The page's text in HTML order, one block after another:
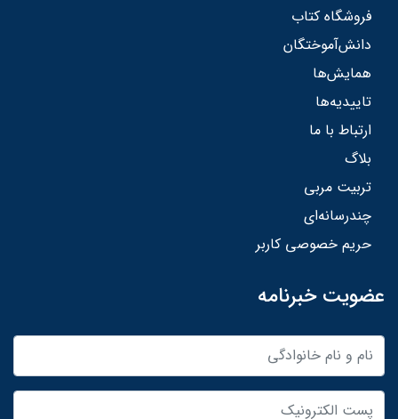
فروشگاه کتاب
دانش‌آموختگان
همایش‌ها
تاییدیه‌ها
ارتباط با ما
بلاگ
تربیت مربی
چندرسانه‌ای
حریم خصوصی کاربر
عضویت خبرنامه